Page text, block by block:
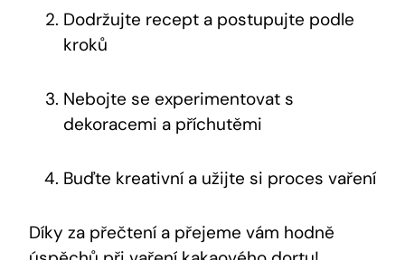
Dodržujte recept a postupujte⁢ podle​
kroků
Nebojte se experimentovat s
dekoracemi a příchutěmi
Buďte kreativní a užijte ​si proces vaření
Díky za přečtení a přejeme vám hodně